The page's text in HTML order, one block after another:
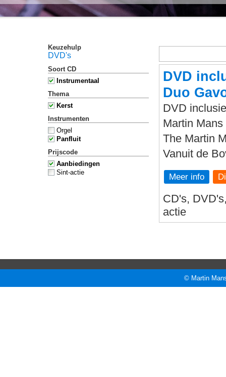
Keuzehulp
DVD's
Soort CD
Instrumentaal
Thema
Kerst
Instrumenten
Orgel
Panfluit
Prijscode
Aanbiedingen
Sint-actie
DVD
Duo
DVD
Martin
The Martin
Vanuit de
Meer info
CD's,
actie
© Martin